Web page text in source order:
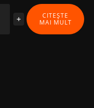
CITEȘTE
MAI MULT